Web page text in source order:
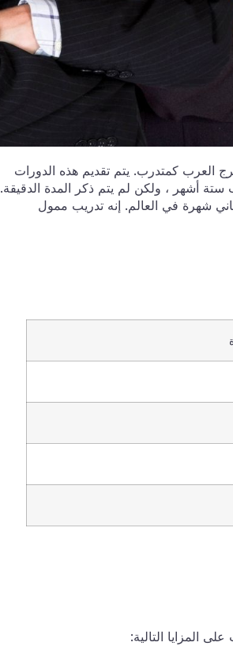
للانضمام إلى برج العرب كمتدرب. يتم تقديم هذه الدورات
ستة أشهر ، ولكن لم يتم ذكر المدة الدقيقة.
شهرة في العالم. إنه تدريب ممول
جميرا
المزايا التالية: